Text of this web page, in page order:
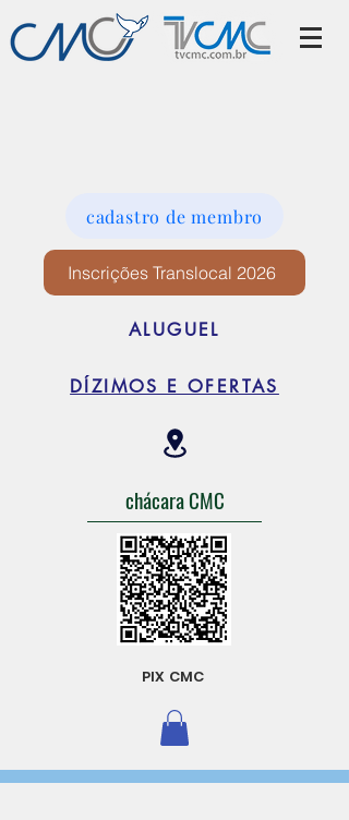
cadastro de membro
Inscrições Translocal 2026
ALUGUEL
DÍZIMOS E OFERTAS
chácara CMC
PIX CMC